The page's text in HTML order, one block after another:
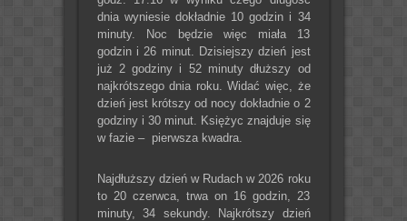
dnia wyniesie dokładnie 10 godzin i 34
minuty. Noc będzie więc miała 13
godzin i 26 minut. Dzisiejszy dzień jest
już 2 godziny i 52 minuty dłuższy od
najkrótszego dnia roku. Widać więc, że
dzień jest krótszy od nocy dokładnie o 2
godziny i 30 minut. Księżyc znajduje się
w fazie – pierwsza kwadra.
Najdłuższy dzień w Rudach w 2026 roku
to 20 czerwca, trwa on 16 godzin, 23
minuty, 34 sekundy. Najkrótszy dzień